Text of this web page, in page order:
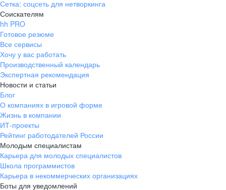
Сетка: соцсеть для нетворкинга
Соискателям
hh PRO
Готовое резюме
Все сервисы
Хочу у вас работать
Производственный календарь
Экспертная рекомендация
Новости и статьи
Блог
О компаниях в игровой форме
Жизнь в компании
ИТ-проекты
Рейтинг работодателей России
Молодым специалистам
Карьера для молодых специалистов
Школа программистов
Карьера в некоммерческих организациях
Боты для уведомлений